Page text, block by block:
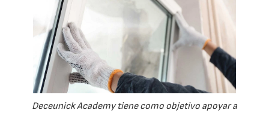
Deceunick Academy tiene como objetivo apoyar a